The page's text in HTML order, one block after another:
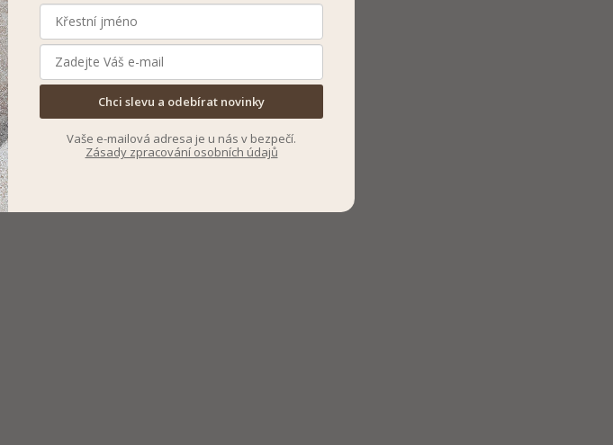
Chci slevu a odebírat novinky
Vaše e-mailová adresa je u nás v bezpečí.
Zásady zpracování osobních údajů